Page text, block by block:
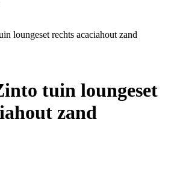
loungeset rechts acaciahout zand
tuin loungeset
zand